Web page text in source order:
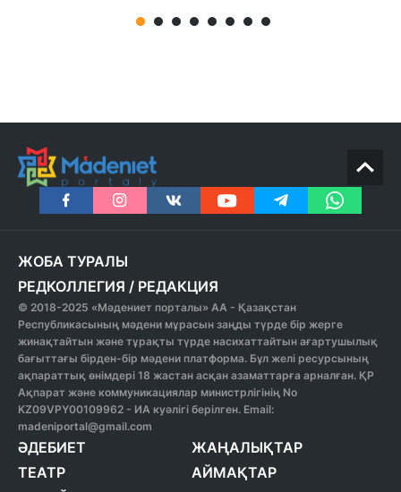
ЖОБА ТУРАЛЫ
РЕДКОЛЛЕГИЯ / РЕДАКЦИЯ
© 2018-2025 «Мәдениет порталы» АА - Қазақстан
Республикасының мәдени мұрасын заңды түрде бір жерге
жинақтайтын және тұрақты түрде насихаттайтын ағартушылық
бағыттағы бірден-бір мәдени платформа. Бұл желі ресурсының
ақпараттық өнімдері 18 жастан асқан азаматтарға арналған. ҚР
Ақпарат және коммуникациялар министрлігінің No
KZ09VPY00109962 - ИА куәлігі берілген. Email:
madeniportal@gmail.com
ӘДЕБИЕТ
ТЕАТР
ЖАҢАЛЫҚТАР
АЙМАҚТАР